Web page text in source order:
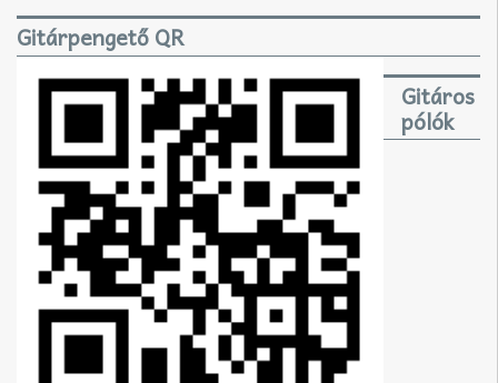
Gitárpengető QR
Gitáros
pólók